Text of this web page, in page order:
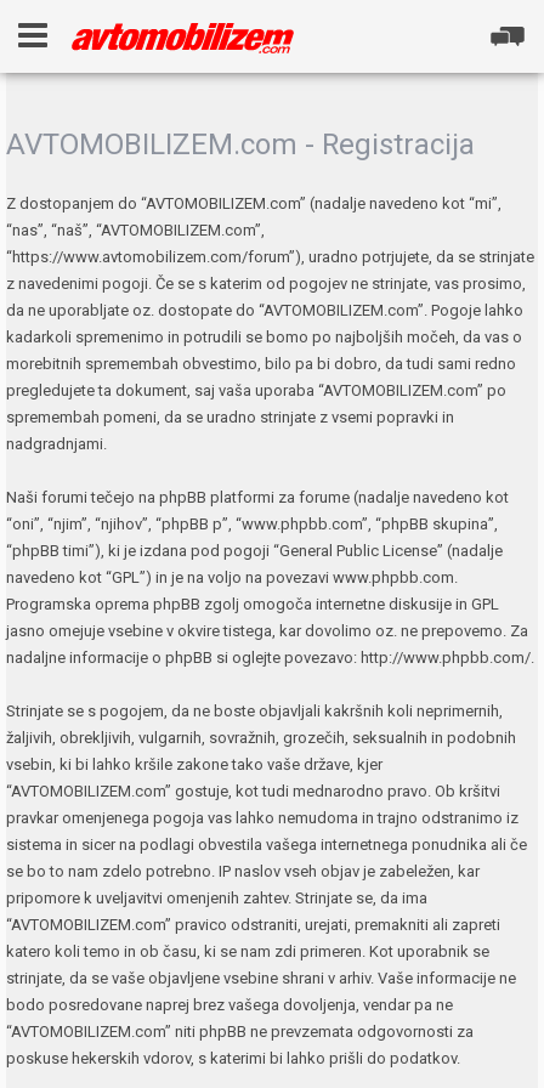
AVTOMOBILIZEM.com - Registracija
Z dostopanjem do “AVTOMOBILIZEM.com” (nadalje navedeno kot “mi”,
“nas”, “naš”, “AVTOMOBILIZEM.com”,
“https://www.avtomobilizem.com/forum”), uradno potrjujete, da se strinjate
z navedenimi pogoji. Če se s katerim od pogojev ne strinjate, vas prosimo,
da ne uporabljate oz. dostopate do “AVTOMOBILIZEM.com”. Pogoje lahko
kadarkoli spremenimo in potrudili se bomo po najboljših močeh, da vas o
morebitnih spremembah obvestimo, bilo pa bi dobro, da tudi sami redno
pregledujete ta dokument, saj vaša uporaba “AVTOMOBILIZEM.com” po
spremembah pomeni, da se uradno strinjate z vsemi popravki in
nadgradnjami.
Naši forumi tečejo na phpBB platformi za forume (nadalje navedeno kot
“oni”, “njim”, “njihov”, “phpBB p”, “www.phpbb.com”, “phpBB skupina”,
“phpBB timi”), ki je izdana pod pogoji “General Public License” (nadalje
navedeno kot “GPL”) in je na voljo na povezavi www.phpbb.com.
Programska oprema phpBB zgolj omogoča internetne diskusije in GPL
jasno omejuje vsebine v okvire tistega, kar dovolimo oz. ne prepovemo. Za
nadaljne informacije o phpBB si oglejte povezavo: http://www.phpbb.com/.
Strinjate se s pogojem, da ne boste objavljali kakršnih koli neprimernih,
žaljivih, obrekljivih, vulgarnih, sovražnih, grozečih, seksualnih in podobnih
vsebin, ki bi lahko kršile zakone tako vaše države, kjer
“AVTOMOBILIZEM.com” gostuje, kot tudi mednarodno pravo. Ob kršitvi
pravkar omenjenega pogoja vas lahko nemudoma in trajno odstranimo iz
sistema in sicer na podlagi obvestila vašega internetnega ponudnika ali če
se bo to nam zdelo potrebno. IP naslov vseh objav je zabeležen, kar
pripomore k uveljavitvi omenjenih zahtev. Strinjate se, da ima
“AVTOMOBILIZEM.com” pravico odstraniti, urejati, premakniti ali zapreti
katero koli temo in ob času, ki se nam zdi primeren. Kot uporabnik se
strinjate, da se vaše objavljene vsebine shrani v arhiv. Vaše informacije ne
bodo posredovane naprej brez vašega dovoljenja, vendar pa ne
“AVTOMOBILIZEM.com” niti phpBB ne prevzemata odgovornosti za
poskuse hekerskih vdorov, s katerimi bi lahko prišli do podatkov.